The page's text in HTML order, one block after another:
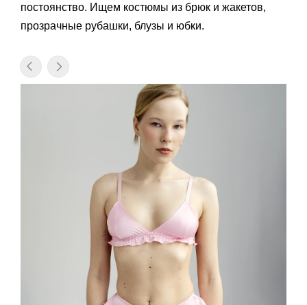
постоянство. Ищем костюмы из брюк и жакетов,
прозрачные рубашки, блузы и юбки.